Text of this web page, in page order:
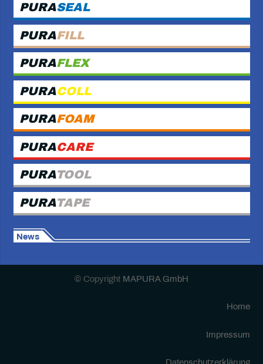
PURASEAL
PURAFILL
PURAFLEX
PURACOLL
PURAFOAM
PURACARE
PURATOOL
PURATAPE
News
© Copyright MAPURA GmbH
Home
Impressum